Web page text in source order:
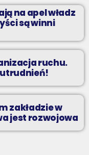
na apel władz
są winni
ruchu.
zakładzie w
jest rozwojowa